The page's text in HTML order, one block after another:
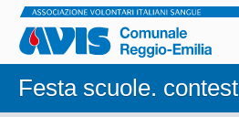
Festa scuole. contest